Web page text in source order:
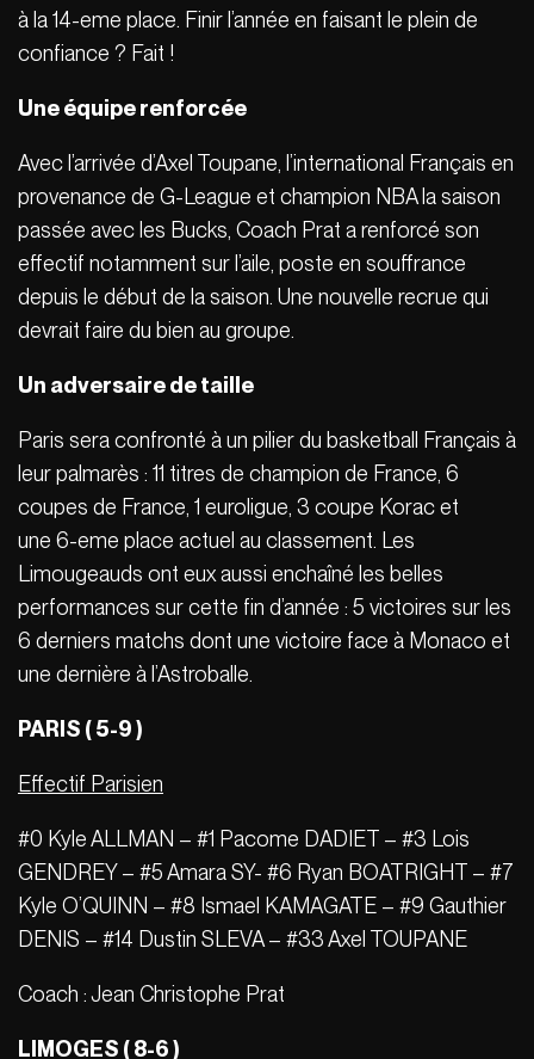
à la 14-eme place. Finir l’année en faisant le plein de
confiance ? Fait !
Une équipe renforcée
Avec l’arrivée d’Axel Toupane, l’international Français en
provenance de G-League et champion NBA la saison
passée avec les Bucks, Coach Prat a renforcé son
effectif notamment sur l’aile, poste en souffrance
depuis le début de la saison. Une nouvelle recrue qui
devrait faire du bien au groupe.
Un adversaire de taille
Paris sera confronté à un pilier du basketball Français à
leur palmarès : 11 titres de champion de France, 6
coupes de France, 1 euroligue, 3 coupe Korac et
une 6-eme place actuel au classement. Les
Limougeauds ont eux aussi enchaîné les belles
performances sur cette fin d’année : 5 victoires sur les
6 derniers matchs dont une victoire face à Monaco et
une dernière à l’Astroballe.
PARIS ( 5-9 )
Effectif Parisien
#0 Kyle ALLMAN – #1 Pacome DADIET – #3 Lois
GENDREY – #5 Amara SY- #6 Ryan BOATRIGHT – #7
Kyle O’QUINN – #8 Ismael KAMAGATE – #9 Gauthier
DENIS – #14 Dustin SLEVA – #33 Axel TOUPANE
Coach : Jean Christophe Prat
LIMOGES ( 8-6 )